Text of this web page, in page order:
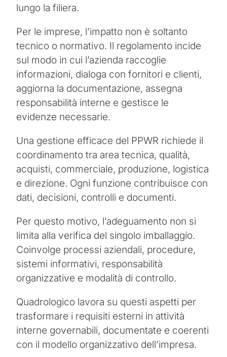
lungo la filiera.
Per le imprese, l’impatto non è soltanto
tecnico o normativo. Il regolamento incide
sul modo in cui l’azienda raccoglie
informazioni, dialoga con fornitori e clienti,
aggiorna la documentazione, assegna
responsabilità interne e gestisce le
evidenze necessarie.
Una gestione efficace del PPWR richiede il
coordinamento tra area tecnica, qualità,
acquisti, commerciale, produzione, logistica
e direzione. Ogni funzione contribuisce con
dati, decisioni, controlli e documenti.
Per questo motivo, l’adeguamento non si
limita alla verifica del singolo imballaggio.
Coinvolge processi aziendali, procedure,
sistemi informativi, responsabilità
organizzative e modalità di controllo.
Quadrologico lavora su questi aspetti per
trasformare i requisiti esterni in attività
interne governabili, documentate e coerenti
con il modello organizzativo dell’impresa.